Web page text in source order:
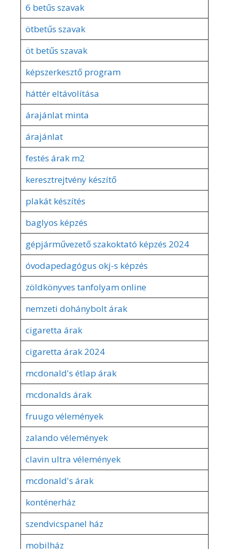
6 betűs szavak
ötbetűs szavak
öt betűs szavak
képszerkesztő program
háttér eltávolítása
árajánlat minta
árajánlat
festés árak m2
keresztrejtvény készítő
plakát készítés
baglyos képzés
gépjárművezető szakoktató képzés 2024
óvodapedagógus okj-s képzés
zöldkönyves tanfolyam online
nemzeti dohánybolt árak
cigaretta árak
cigaretta árak 2024
mcdonald's étlap árak
mcdonalds árak
fruugo vélemények
zalando vélemények
clavin ultra vélemények
mcdonald's árak
konténerház
szendvicspanel ház
mobilház